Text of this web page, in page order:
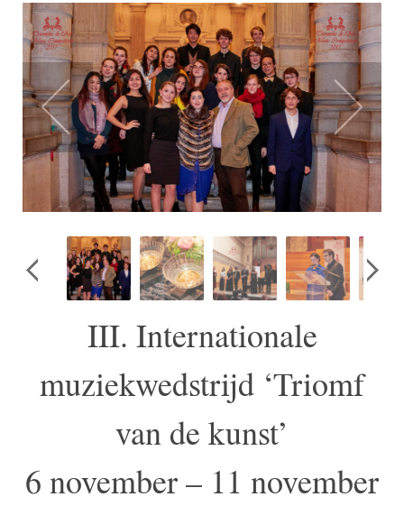
III. Internationale
muziekwedstrijd ‘Triomf
van de kunst’
6 november – 11 november